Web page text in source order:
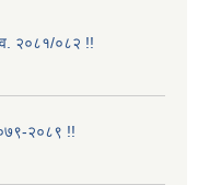
२०८१/०८२ !!
२०८९ !!